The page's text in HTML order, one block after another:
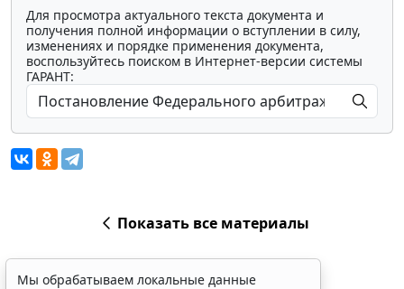
Для просмотра актуального текста документа и
получения полной информации о вступлении в силу,
изменениях и порядке применения документа,
воспользуйтесь поиском в Интернет-версии системы
ГАРАНТ:
Показать все материалы
Мы обрабатываем локальные данные